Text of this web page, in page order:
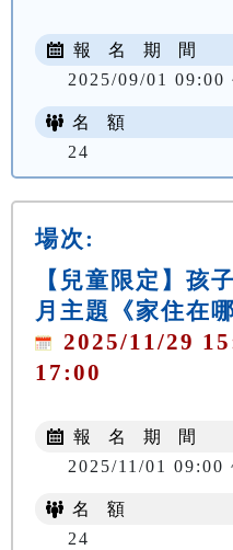
報 名 期 間
2025/09/01 09:00
名 額
24
場次:
【兒童限定】孩
月主題《家住在哪
2025/11/29
17:00
報 名 期 間
2025/11/01 09:00
名 額
24